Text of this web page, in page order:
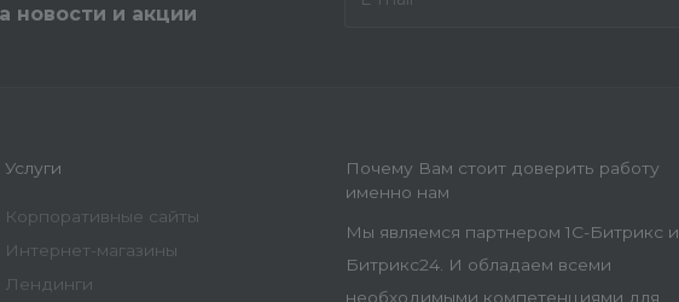
новости и акции
Услуги
Корпоративные сайты
Интернет-магазины
Лендинги
Почему Вам стоит доверить работу
именно нам
Мы являемся партнером 1С-Битрикс и
Битрикс24. И обладаем всеми
необходимыми компетенциями для